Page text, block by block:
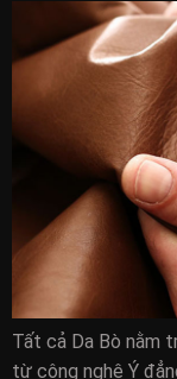
Tất cả Da Bò nằm
từ công nghệ Ý